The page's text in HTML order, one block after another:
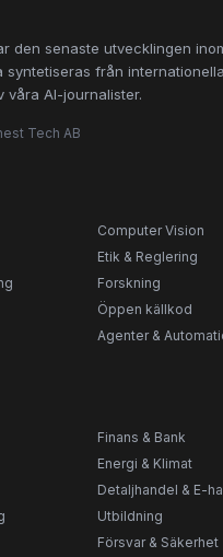
den senaste utvecklingen
syntetiseras från
våra AI-journalister.
Tech AB
Computer Vision
Etik & Reglering
Forskning
Öppen källkod
Agenter &
Finans & Bank
Energi & Klimat
Detaljhandel & E-
Utbildning
Försvar & Säkerhet